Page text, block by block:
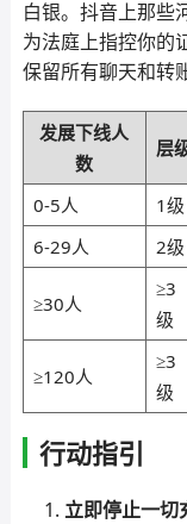
白银。抖音上那些
为法庭上指控你的
保留所有聊天和转
发展下线人
数
层
0-5人 1级
6-29人
2级
≥30人
≥3
级
≥120人
≥3
级
行动指引
立即停止一切